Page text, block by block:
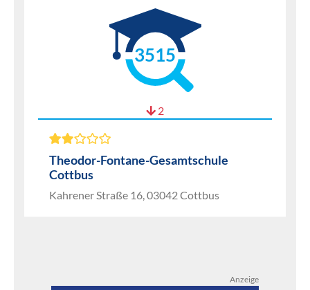
3515
2
Theodor-Fontane-Gesamtschule
Cottbus
Kahrener Straße 16, 03042 Cottbus
Anzeige